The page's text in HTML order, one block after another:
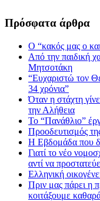
Πρόσφατα άρθρα
Ο “κακός μας ο
Από την παιδική
Μητσοτάκη
“Ευχαριστώ τον
34 χρόνια”
Όταν η στάχτη
την Αλήθεια
Το “Πανάθλιο”
Προοδευτισμός
Η Εβδομάδα που
Γιατί το νέο
αντί να
Ελληνική
Πριν μας πάρει η
κοιτάξουμε